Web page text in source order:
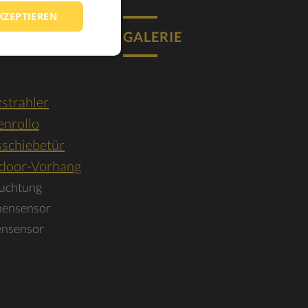
Vorhang
GALERIE